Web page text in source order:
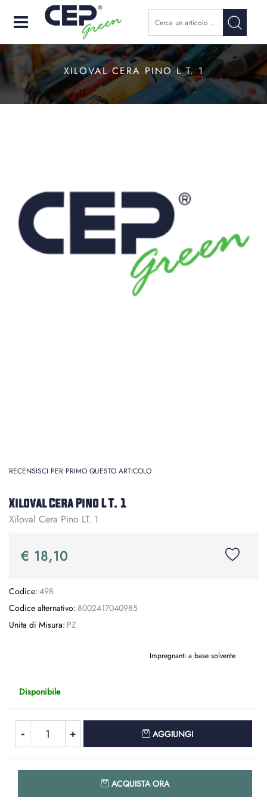
Open
XILOVAL CERA PINO L T. 1
RECENSISCI PER PRIMO QUESTO ARTICOLO
Xiloval Cera Pino L T. 1
Xiloval Cera Pino LT. 1
€ 18,10
Codice: 498
Codice alternativo: 8002417040985
Unita di Misura: PZ
Impregnanti a base solvente
Disponibile
AGGIUNGI
ACQUISTA ORA